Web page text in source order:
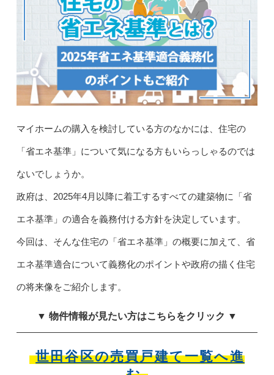
マイホームの購入を検討している方のなかには、住宅の
「省エネ基準」について気になる方もいらっしゃるのでは
ないでしょうか。
政府は、2025年4月以降に着工するすべての建築物に「省
エネ基準」の適合を義務付ける方針を決定しています。
今回は、そんな住宅の「省エネ基準」の概要に加えて、省
エネ基準適合について義務化のポイントや政府の描く住宅
の将来像をご紹介します。
▼ 物件情報が見たい方はこちらをクリック ▼
世田谷区の売買戸建て一覧へ進